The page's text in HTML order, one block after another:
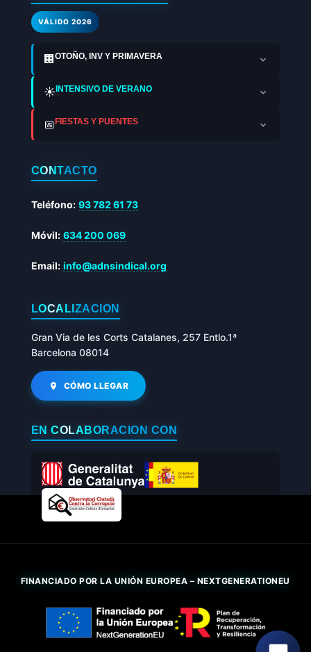
VÁLIDO 2026
🏢 OTOÑO, INV Y PRIMAVERA
☀️INTENSIVO DE VERANO
📅FIESTAS Y PUENTES
CONTACTO
Teléfono: 93 782 61 73
Móvil: 634 200 069
Email: info@adnsindical.org
LOCALIZACIÓN
Gran Via de les Corts Catalanes, 257 Entlo.1ª
Barcelona 08014
CÓMO LLEGAR
EN COLABORACIÓN CON
FINANCIADO POR LA UNIÓN EUROPEA – NEXTGENERATIONEU